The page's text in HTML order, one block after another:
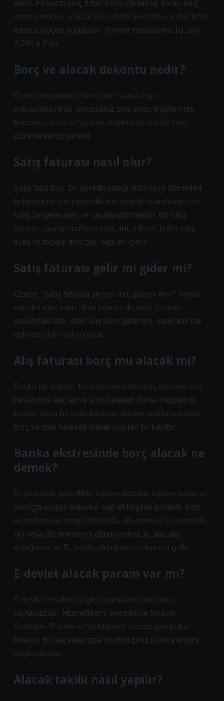
denir. Hesabın borç tutarı daha yüksekse, kalan borç
tutarı sonuçtur; alacak tutarı daha yüksekse, kalan kredi
tutarı sonuçtur. Aşağıdaki örnekte hesaplama 10.000-
2.000 = 8’dir.
Borç ve alacak dekontu nedir?
Özetle, müşterinize borcunuz varsa veya
alacaklandırmak istiyorsanız borç notu, müşterinize
borcunuz varsa veya borç doğmuşsa alacak notu
düzenlemeniz gerekir.
Satış faturası nasıl olur?
Satış faturaları, bir şirketin sattığı ürün veya hizmetleri
belgelemek için müşterilerine verdiği faturalardır. Her
satış belgelenmeli ve yasallaştırılmalıdır. Bir satış
faturası, satılan malların türü, adı, miktarı, birim satış
fiyatı ve toplam fiyat gibi bilgileri içerir.
Satış faturası gelir mi gider mi?
Özetle: “Satış faturası geliyor mu, gidiyor mu?” Merak
edenler için, satın alma faturası ile satış faturası
arasındaki fark, satın alımların giderlere, satışların ise
gelirlere dahil edilmesidir.
Alış faturası borç mu alacak mı?
Başka bir deyişle, bir satın alma faturası, satıcının cari
hesabında alacak ve stok hareketi olarak yapılan bir
kayıttır; oysa bir satış faturası, alıcının cari hesabında
borç ve stok hareketi olarak yapılan bir kayıttır.
Banka ekstresinde borç alacak ne
demek?
Beyanname genellikle toplam alacağı, toplam borcu ve
sonuçta oluşan bakiyeyi sağ alt köşede gösterir. Bazı
ön muhasebe programlarında, bilançonun alt kısmında
(A) veya (B) terimlerini görebilirsiniz. A, alacaklı
olduğunuz ve B, borçlu olduğunuz anlamına gelir.
E-devlet alacak param var mı?
E-devlet hesabınıza giriş yaptıktan sonra ana
sayfanızdaki “Hizmetlerim” sekmesine tıklayın.
Ardından “Param ve Varlıklarım” seçeneğini bulup
tıklayın. Bu seçenek size biriktirdiğiniz paraya erişim
sağlayacaktır.
Alacak takibi nasıl yapılır?